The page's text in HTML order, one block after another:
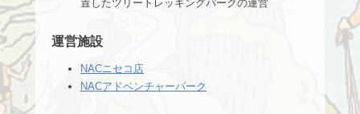
置したツリートレッキングパークの運営
運営施設
NACニセコ店
NACアドベンチャーパーク